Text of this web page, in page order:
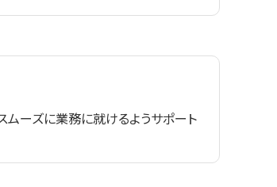
ーズに業務に就けるようサポート